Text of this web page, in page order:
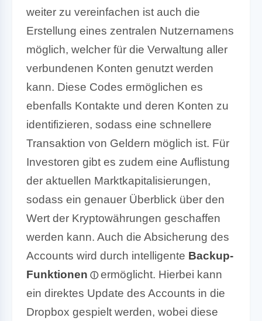
weiter zu vereinfachen ist auch die
Erstellung eines zentralen Nutzernamens
möglich, welcher für die Verwaltung aller
verbundenen Konten genutzt werden
kann. Diese Codes ermöglichen es
ebenfalls Kontakte und deren Konten zu
identifizieren, sodass eine schnellere
Transaktion von Geldern möglich ist. Für
Investoren gibt es zudem eine Auflistung
der aktuellen Marktkapitalisierungen,
sodass ein genauer Überblick über den
Wert der Kryptowährungen geschaffen
werden kann. Auch die Absicherung des
Accounts wird durch intelligente Backup-
Funktionen
ermöglicht. Hierbei kann
ein direktes Update des Accounts in die
Dropbox gespielt werden, wobei diese